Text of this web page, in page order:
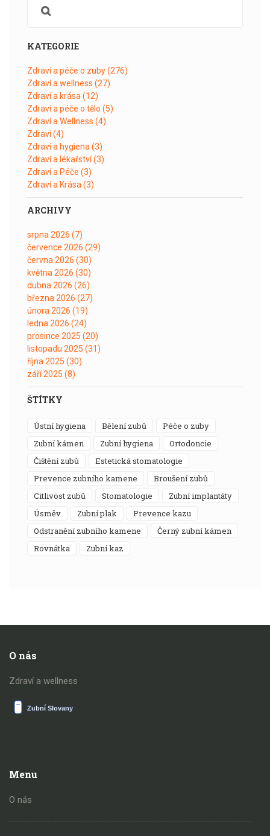
KATEGORIE
Zdraví a péče o zuby(276)
Zdraví a wellness (27)
Zdraví a krása (12)
Zdraví a péče o tělo (5)
Zdraví a Wellness (4)
Zdraví(4)
Zdraví a hygiena (3)
Zdraví a lékařství(3)
Zdraví a Péče (3)
Zdraví a Krása (3)
ARCHIVY
srpna 2026 (7)
července 2026 (29)
června 2026 (30)
května 2026 (30)
dubna 2026 (26)
března 2026 (27)
února 2026 (19)
ledna 2026 (24)
prosince 2025 (20)
listopadu 2025 (31)
října 2025 (30)
září 2025 (8)
ŠTÍTKY
ústní hygiena bělení zubů
péče o zuby
zubní kámen
zubní hygiena
ortodoncie
čištění zubů
estetická stomatologie
prevence zubního kamene
broušení zubů
citlivost zubů
stomatologie
zubní implantáty
úsměv
zubní plak
prevence kazu
odstranění zubního kamene
černý zubní kámen
rovnátka
zubní kaz
O nás
Zdraví a wellness
Menu
O nás